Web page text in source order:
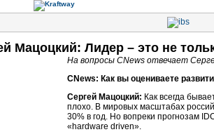
Мацоцкий: Лидер – это не
На вопросы CNews отвечает
CNews: Как вы оцениваете
Сергей Мацоцкий: Как всегда
плохо. В мировых масштабах
30% в год. Но вопреки прогнозам
«hardware driven».